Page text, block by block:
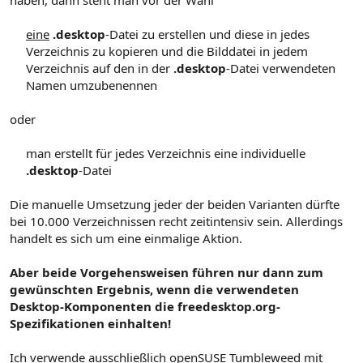
eine .desktop-Datei zu erstellen und diese in jedes
Verzeichnis zu kopieren und die Bilddatei in jedem
Verzeichnis auf den in der .desktop-Datei verwendeten
Namen umzubenennen​
oder
man erstellt für jedes Verzeichnis eine individuelle
.desktop-Datei​
Die manuelle Umsetzung jeder der beiden Varianten dürfte
bei 10.000 Verzeichnissen recht zeitintensiv sein. Allerdings
handelt es sich um eine einmalige Aktion.
Aber beide Vorgehensweisen führen nur dann zum
gewünschten Ergebnis, wenn die verwendeten
Desktop-Komponenten die freedesktop.org-
Spezifikationen einhalten!
Ich verwende ausschließlich openSUSE Tumbleweed mit